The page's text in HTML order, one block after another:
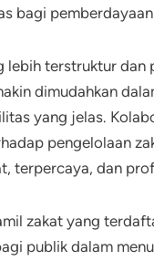
bagi
lebih terstruktur
dimudahkan
yang jelas.
pengelolaan
terpercaya, dan
zakat yang
publik dalam